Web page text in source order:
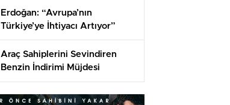
Erdoğan: “Avrupa’nın
Türkiye’ye İhtiyacı Artıyor”
Araç Sahiplerini Sevindiren
Benzin İndirimi Müjdesi